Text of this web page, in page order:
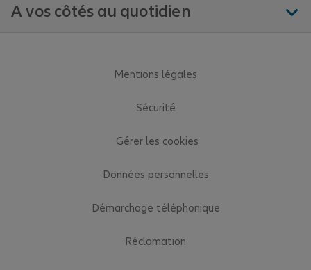
A vos côtés au quotidien
Mentions légales
Sécurité
Gérer les cookies
Données personnelles
Démarchage téléphonique
Réclamation